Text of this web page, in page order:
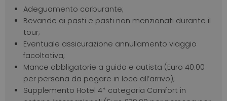
Adeguamento carburante;
Bevande ai pasti e pasti non menzionati durante il
tour;
Eventuale assicurazione annullamento viaggio
facoltativa;
Mance obbligatorie a guida e autista (Euro 40.00
per persona da pagare in loco all’arrivo);
Supplemento Hotel 4* categoria Comfort in